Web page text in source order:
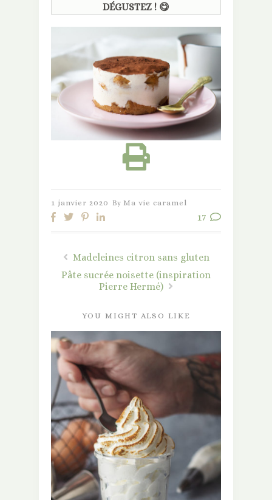
DÉGUSTEZ ! 😋
1 janvier 2020 By Ma vie caramel
17
Madeleines citron sans gluten
Pâte sucrée noisette (inspiration
Pierre Hermé)
YOU MIGHT ALSO LIKE